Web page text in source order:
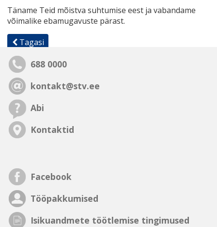
Täname Teid mõistva suhtumise eest ja vabandame
võimalike ebamugavuste pärast.
Tagasi
688 0000
kontakt@stv.ee
Abi
Kontaktid
Facebook
Tööpakkumised
Isikuandmete töötlemise tingimused